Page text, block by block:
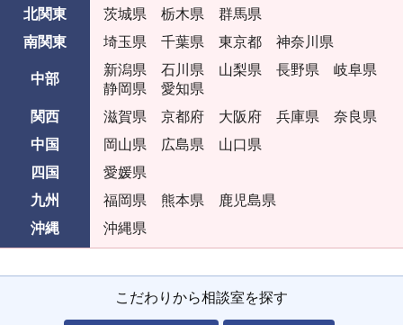
北関東
茨城県 栃木県
群馬県
南関東
埼玉県 千葉県 東京都 神奈川県
中部
新潟県 石川県 山梨県 長野県
岐阜県
静岡県
愛知県
関西
滋賀県 京都府 大阪府 兵庫県
奈良県
中国
岡山県 広島県
山口県
四国
愛媛県
九州
福岡県 熊本県
鹿児島県
沖縄
沖縄県
こだわりから相談室を探す